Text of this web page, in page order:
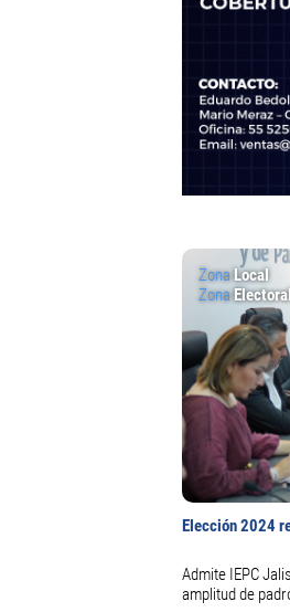
ZonaLocal
Zona
Elección 2024
Admite IEPC
amplitud de